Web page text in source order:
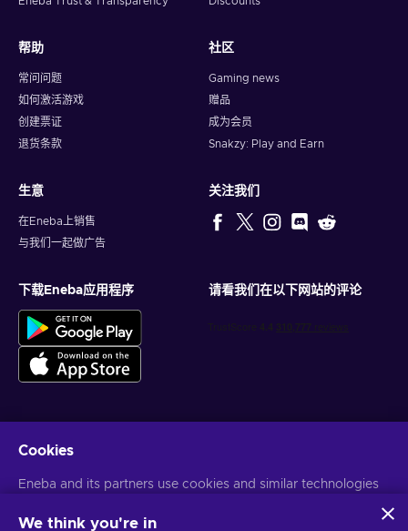
帮助
常问问题
如何激活游戏
创建票证
退货条款
社区
Gaming news
赠品
成为会员
Snakzy: Play and Earn
生意
在Eneba上销售
与我们一起做广告
关注我们
下载Eneba应用程序 请看我们在以下网站的评论
获得个性化的游戏优惠
订阅
您可以随时取消订阅。访问
Cookies
Eneba and its partners use cookies and similar technologies
website. We use this information to enhance content,
We think you're in